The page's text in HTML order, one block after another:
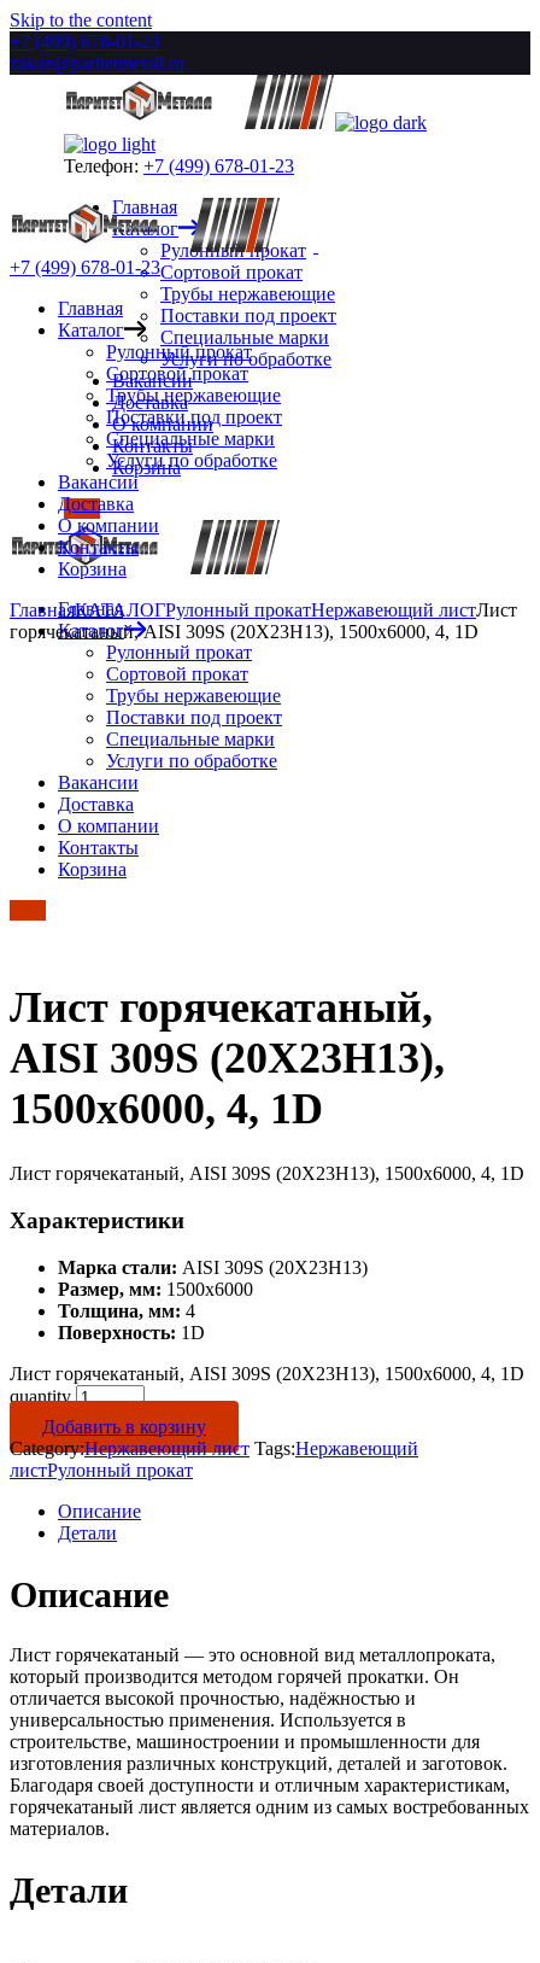
Skip to the content
+7 (499) 678-01-23
zakaz@paritetmetall.ru
Телефон: +7 (499) 678-01-23
Главная
Каталог
Рулонный прокат
Сортовой прокат
Трубы нержавеющие
Поставки под проект
Специальные марки
Услуги по обработке
Вакансии
Доставка
О компании
Контакты
Корзина
Главная
Каталог
Рулонный прокат
Сортовой прокат
Трубы нержавеющие
Поставки под проект
Специальные марки
Услуги по обработке
Вакансии
Доставка
О компании
Контакты
Корзина
+7 (499) 678-01-23
Главная
Каталог
Рулонный прокат
Сортовой прокат
Трубы нержавеющие
Поставки под проект
Специальные марки
Услуги по обработке
Вакансии
Доставка
О компании
Контакты
Корзина
ГлавнаяКАТАЛОГРулонный прокатНержавеющий листЛист
горячекатаный, AISI 309S (20Х23Н13), 1500х6000, 4, 1D
Лист горячекатаный,
AISI 309S (20Х23Н13),
1500х6000, 4, 1D
Лист горячекатаный, AISI 309S (20Х23Н13), 1500х6000, 4, 1D
Характеристики
Марка стали: AISI 309S (20Х23Н13)
Размер, мм: 1500х6000
Толщина, мм: 4
Поверхность: 1D
Лист горячекатаный, AISI 309S (20Х23Н13), 1500х6000, 4, 1D
quantity
Добавить в корзину
Category:Нержавеющий лист Tags:Нержавеющий
листРулонный прокат
Описание
Детали
Описание
Лист горячекатаный — это основной вид металлопроката,
который производится методом горячей прокатки. Он
отличается высокой прочностью, надёжностью и
универсальностью применения. Используется в
строительстве, машиностроении и промышленности для
изготовления различных конструкций, деталей и заготовок.
Благодаря своей доступности и отличным характеристикам,
горячекатаный лист является одним из самых востребованных
материалов.
Детали